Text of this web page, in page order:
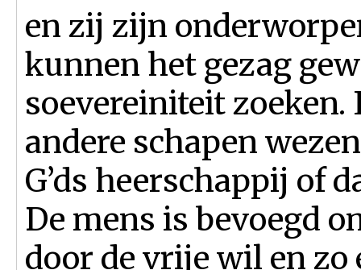
en zij zijn
kunnen het gezag
soevereiniteit
andere schapen
G’ds heerschappij of
De mens is bevoegd
door de vrije wil en zo